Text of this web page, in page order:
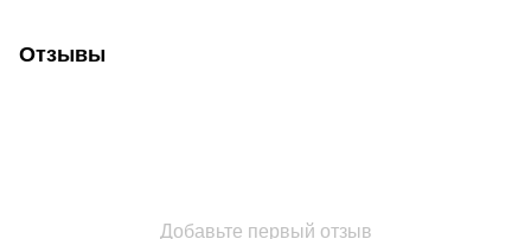
Отзывы
Добавьте первый отзыв